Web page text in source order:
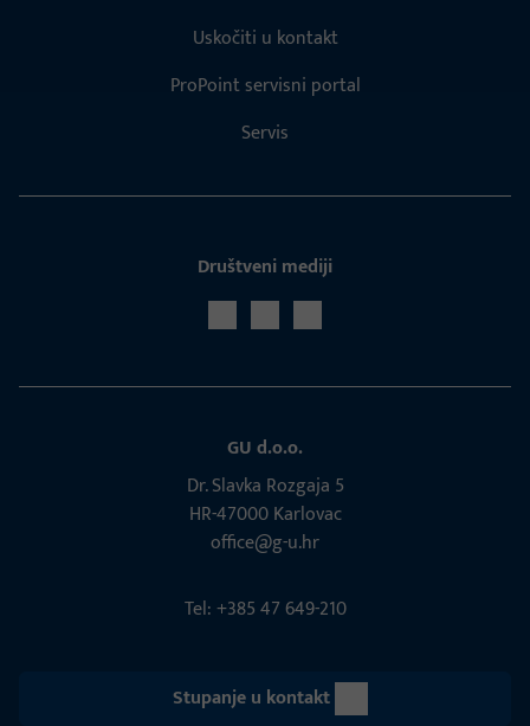
Uskočiti u kontakt
ProPoint servisni portal
Servis
Društveni mediji
GU d.o.o.
Dr. Slavka Rozgaja 5
HR-47000 Karlovac
office@g-u.hr
Tel: +385 47 649-210
Stupanje u kontakt